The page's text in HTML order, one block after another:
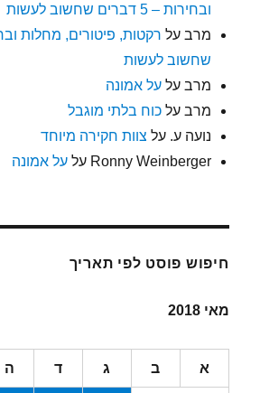
ובחירות – 5 דברים שחשוב לעשות
מרב על
שחשוב לעשות
מרב עלעל אמונה
מרב עלכוח בלתי מוגבל
נועה ע. על צוות חקירה מיוחד
Ronny Weinberger עלעל אמונה
חיפוש פוסט לפי תאריך
מאי 2018
א ב ג ד ה